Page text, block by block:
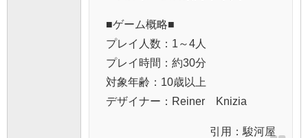
■ゲーム概略■
プレイ人数：1～4人
プレイ時間：約30分
対象年齢：10歳以上
デザイナー：Reiner Knizia
引用： 駿河屋